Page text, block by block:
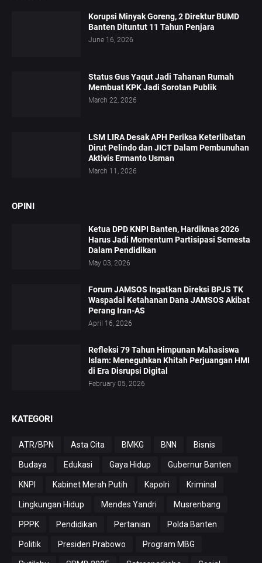
Korupsi Minyak Goreng, 2 Direktur BUMD
Banten Dituntut 11 Tahun Penjara
June 16, 2026
Status Gus Yaqut Jadi Tahanan Rumah
Membuat KPK Jadi Sorotan Publik
March 22, 2026
LSM LIRA Desak APH Periksa Keterlibatan
Dirut Pelindo dan JICT Dalam Pembunuhan
Aktivis Ermanto Usman
March 11, 2026
OPINI
Ketua DPD KNPI Banten, Hardiknas 2026
Harus Jadi Momentum Partisipasi Semesta
Dalam Pendidikan
May 03, 2026
Forum JAMSOS Ingatkan Direksi BPJS TK
Waspadai Ketahanan Dana JAMSOS Akibat
Perang Iran-AS
April 16, 2026
Refleksi 79 Tahun Himpunan Mahasiswa
Islam: Meneguhkan Khitah Perjuangan HMI
di Era Disrupsi Digital
February 05, 2026
KATEGORI
ATR/BPN Asta Cita BMKG BNN Bisnis
Budaya Edukasi Gaya Hidup Gubernur Banten
KNPI Kabinet Merah Putih Kapolri Kriminal
Lingkungan Hidup Mendes Yandri Musrenbang
PPPK Pendidikan Pertanian Polda Banten
Politik Presiden Prabowo Program MBG